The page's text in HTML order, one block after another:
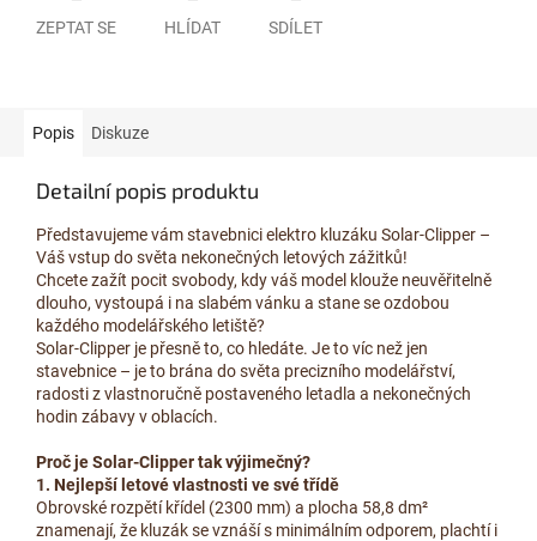
ZEPTAT SE HLÍDAT SDÍLET
Popis Diskuze
Detailní popis produktu
Představujeme vám stavebnici elektro kluzáku Solar-Clipper –
Váš vstup do světa nekonečných letových zážitků!
Chcete zažít pocit svobody, kdy váš model klouže neuvěřitelně
dlouho, vystoupá i na slabém vánku a stane se ozdobou
každého modelářského letiště?
Solar-Clipper je přesně to, co hledáte. Je to víc než jen
stavebnice – je to brána do světa precizního modelářství,
radosti z vlastnoručně postaveného letadla a nekonečných
hodin zábavy v oblacích.
Proč je Solar-Clipper tak výjimečný?
1. Nejlepší letové vlastnosti ve své třídě
Obrovské rozpětí křídel (2300 mm) a plocha 58,8 dm²
znamenají, že kluzák se vznáší s minimálním odporem, plachtí i